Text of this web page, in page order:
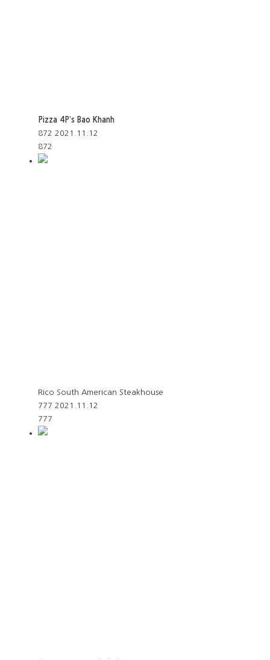
Pizza 4P’s Bao Khanh
872 2021.11.12
872
Rico South American Steakhouse
777 2021.11.12
777